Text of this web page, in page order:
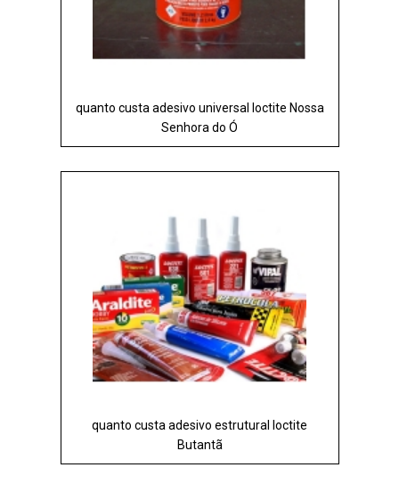
quanto custa adesivo universal loctite Nossa
Senhora do Ó
quanto custa adesivo estrutural loctite
Butantã